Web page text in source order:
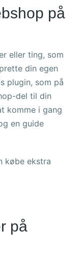
på
eller ting, som
din egen
plugin, som på
del til din
komme i gang
en guide
købe ekstra
på